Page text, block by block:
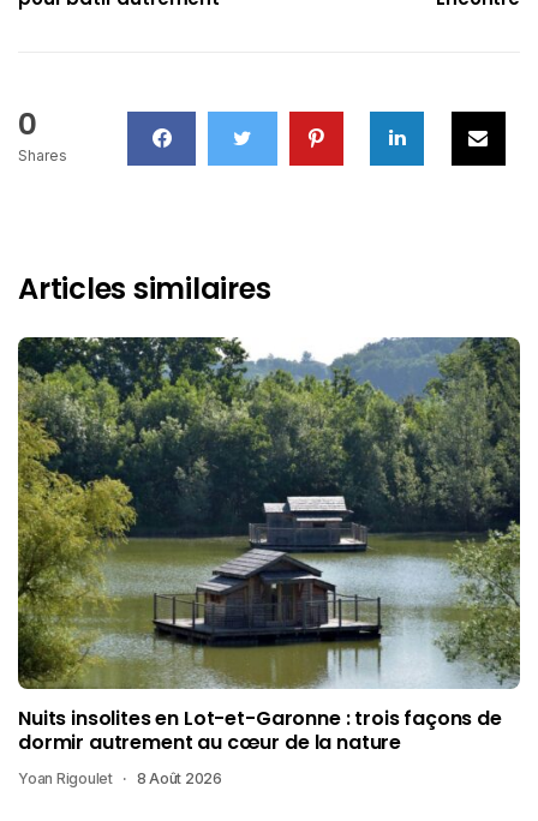
0
Shares
Articles similaires
Nuits insolites en Lot-et-Garonne : trois façons de
dormir autrement au cœur de la nature
Yoan Rigoulet 8 Août 2026